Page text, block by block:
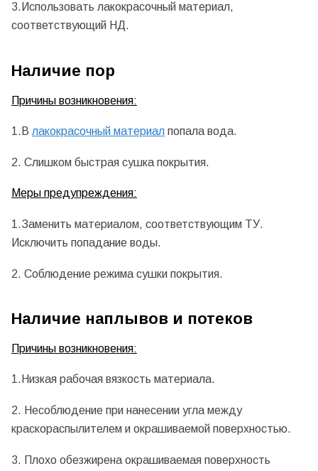
3.Использовать лакокрасочный материал,
соответствующий НД.
Наличие пор
Причины возникновения:
1.В лакокрасочный материал попала вода.
2. Слишком быстрая сушка покрытия.
Меры предупреждения:
1.Заменить материалом, соответствующим ТУ.
Исключить попадание воды.
2. Соблюдение режима сушки покрытия.
Наличие наплывов и потеков
Причины возникновения:
1.Низкая рабочая вязкость материала.
2. Несоблюдение при нанесении угла между
краскораспылителем и окрашиваемой поверхностью.
3. Плохо обезжирена окрашиваемая поверхность